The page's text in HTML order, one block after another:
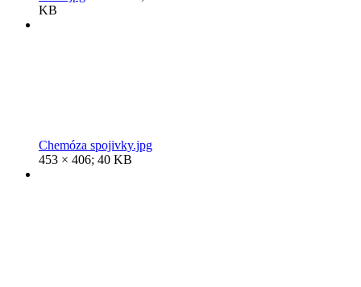
KB
Chemóza spojivky.jpg
453 × 406; 40 KB